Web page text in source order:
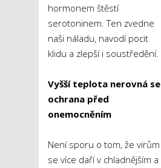
hormonem štěstí
serotoninem. Ten zvedne
naši náladu, navodí pocit
klidu a zlepší i soustředění.
Vyšší teplota nerovná se
ochrana před
onemocněním
Není sporu o tom, že virům
se více daří v chladnějším a